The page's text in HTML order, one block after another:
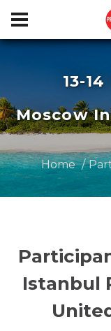
13-
Moscow
Home
Istanbul